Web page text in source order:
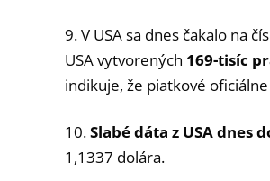
9. V USA sa dnes čakalo na
USA vytvorených 169-tisíc
indikuje, že piatkové
10.Slabé dáta z USA
1,1337 dolára.